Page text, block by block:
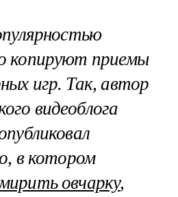
копируют приемы
игр. Так, автор
видеоблога
в котором
овчарку,